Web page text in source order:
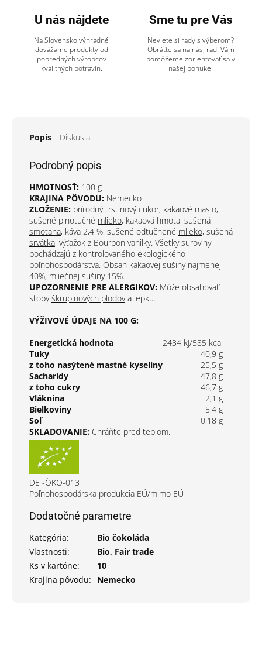
U nás nájdete
Na Slovensko výhradné
dovážame produkty od
popredných výrobcov
kvalitných potravín.
Sme tu pre Vás
Neviete si rady s výberom?
Obráťte sa na nás, radi Vám
pomôžeme zorientovať sa v
našej ponuke.
Popis Diskusia
Podrobný popis
HMOTNOSŤ: 100 g
KRAJINA PÔVODU: Nemecko
ZLOŽENIE: prírodný trstinový cukor, kakaové maslo,
sušené plnotučné mlieko, kakaová hmota, sušená
smotana, káva 2,4 %, sušené odtučnené mlieko, sušená
srvátka, výťažok z Bourbon vanilky. Všetky suroviny
pochádzajú z kontrolovaného ekologického
poľnohospodárstva. Obsah kakaovej sušiny najmenej
40%, mliečnej sušiny 15%.
UPOZORNENIE PRE ALERGIKOV: Môže obsahovať
stopyškrupinových plodova lepku.
VÝŽIVOVÉ ÚDAJE NA 100 G:
Energetická hodnota
2434 kJ/585 kcal
Tuky
40,9 g
z toho nasýtené mastné kyseliny
25,5 g
Sacharidy
47,8 g
z toho cukry
46,7 g
Vláknina
2,1 g
Bielkoviny
5,4 g
Soľ
0,18 g
SKLADOVANIE: Chráňte pred teplom.
DE -ÖKO-013
Poľnohospodárska produkcia EÚ/mimo EÚ
Dodatočné parametre
Kategória:
Bio čokoláda
Vlastnosti:
Bio, Fair trade
Ks v kartóne:
10
Krajina pôvodu: Nemecko